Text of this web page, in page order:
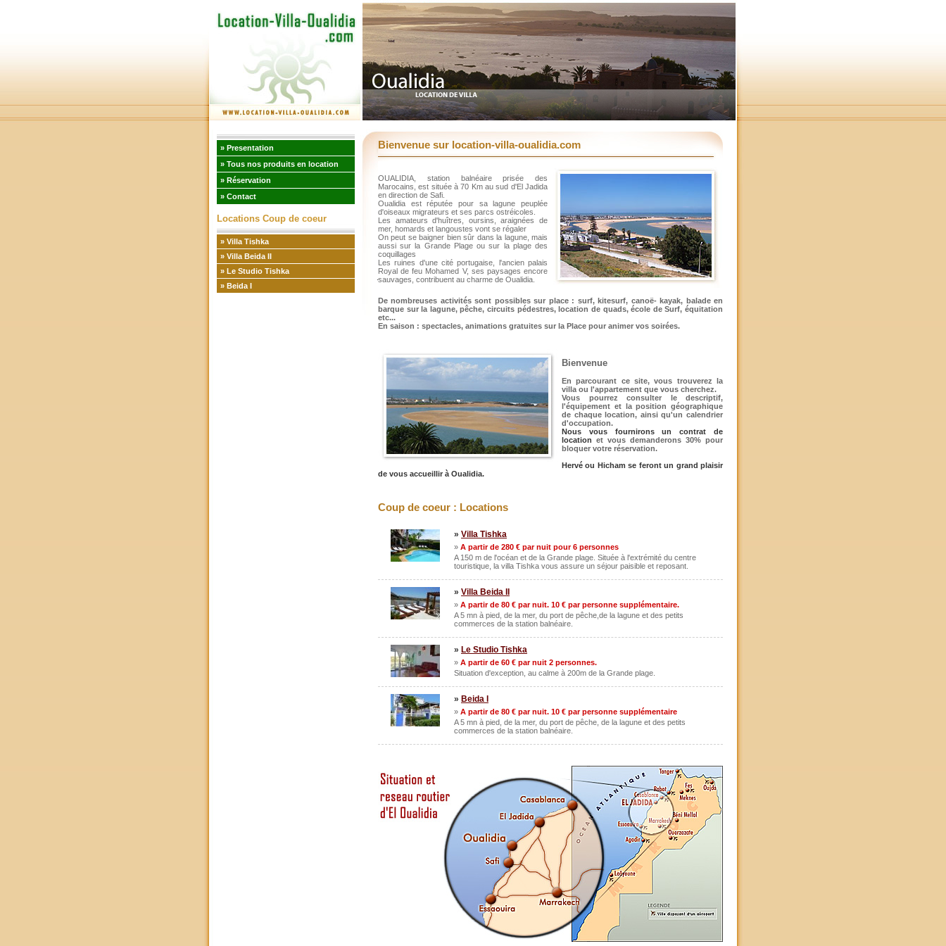
» Presentation
» Tous nos produits en location
» Réservation
» Contact
Locations Coup de coeur
» Villa Tishka
» Villa Beida II
» Le Studio Tishka
» Beida I
Bienvenue sur location-villa-oualidia.com
OUALIDIA, station balnéaire prisée des
Marocains, est située à 70 Km au sud d'El Jadida
en direction de Safi.
Oualidia est réputée pour sa lagune peuplée
d'oiseaux migrateurs et ses parcs ostréicoles.
Les amateurs d'huîtres, oursins, araignées de
mer, homards et langoustes vont se régaler
On peut se baigner bien sûr dans la lagune, mais
aussi sur la Grande Plage ou sur la plage des
coquillages
Les ruines d'une cité portugaise, l'ancien palais
Royal de feu Mohamed V, ses paysages encore
sauvages, contribuent au charme de Oualidia.
De nombreuses activités sont possibles sur place: surf, kitesurf, canoë- kayak, balade en
barque sur la lagune, pêche, circuits pédestres, location de quads, école de Surf, équitation
etc...
En saison : spectacles, animations gratuites sur la Place pour animer vos soirées.
Bienvenue
En parcourant ce site, vous trouverez la
villa ou l'appartement que vous cherchez.
Vous pourrez consulter le descriptif,
l'équipement et la position géographique
de chaque location, ainsi qu'un calendrier
d'occupation.
Nous vous fournirons un contrat de
location et vous demanderons 30% pour
bloquer votre réservation.
Hervé ou Hicham se feront un grandplaisir
de vous accueillir à Oualidia.
Coup de coeur : Locations
» Villa Tishka
» A partir de 280 € par nuit pour 6 personnes
A 150 m de l'océan et de la Grande plage. Située à l'extrémité du centre
touristique, la villa Tishka vous assure un séjour paisible et reposant.
» Villa Beida II
» A partir de 80 € par nuit. 10 € par personne supplémentaire.
A 5 mn à pied, de la mer, du port de pêche,de la lagune et des petits
commerces de la station balnéaire.
» Le Studio Tishka
» A partir de 60 € par nuit 2 personnes.
Situation d'exception, au calme à 200m de la Grande plage.
» Beida I
» A partir de 80 € par nuit. 10 € par personne supplémentaire
A 5 mn à pied, de la mer, du port de pêche, de la lagune et des petits
commerces de la station balnéaire.